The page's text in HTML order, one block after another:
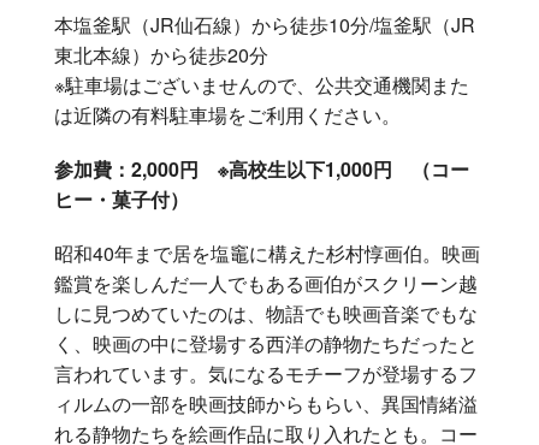
本塩釜駅（JR仙石線）から徒歩10分/塩釜駅（JR
東北本線）から徒歩20分
※駐車場はございませんので、公共交通機関また
は近隣の有料駐車場をご利用ください。
参加費：2,000円 ※高校生以下1,000円 （コー
ヒー・菓子付）
昭和40年まで居を塩竈に構えた杉村惇画伯。映画
鑑賞を楽しんだ一人でもある画伯がスクリーン越
しに見つめていたのは、物語でも映画音楽でもな
く、映画の中に登場する西洋の静物たちだったと
言われています。気になるモチーフが登場するフ
ィルムの一部を映画技師からもらい、異国情緒溢
れる静物たちを絵画作品に取り入れたとも。コー